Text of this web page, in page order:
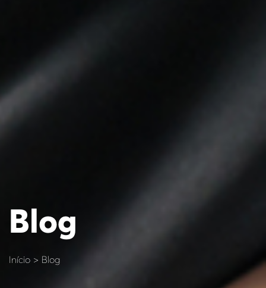
Blog
Início > Blog